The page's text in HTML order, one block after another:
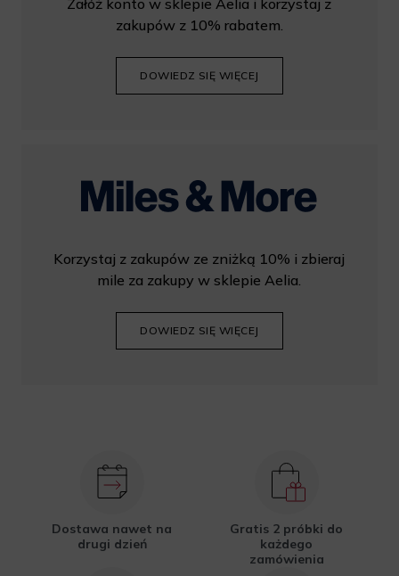
Załóż konto w sklepie Aelia i korzystaj z
zakupów z 10% rabatem.
DOWIEDZ SIĘ WIĘCEJ
Korzystaj z zakupów ze zniżką 10% i zbieraj
mile za zakupy w sklepie Aelia.
DOWIEDZ SIĘ WIĘCEJ
Dostawa nawet na
drugi dzień
Gratis 2 próbki do
każdego
zamówienia